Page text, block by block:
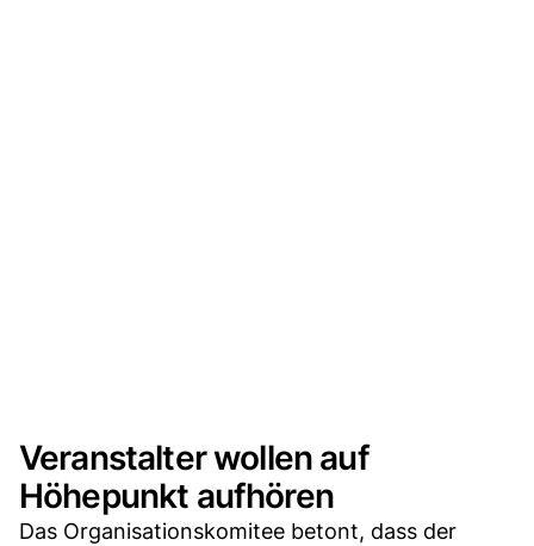
Veranstalter wollen auf
Höhepunkt aufhören
Das Organisationskomitee betont, dass der